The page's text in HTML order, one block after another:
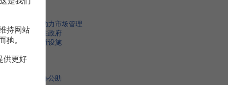
L
劳动力市场管理
理性政府
邻避设施
M
民办公助
持网站
驰。
供更好